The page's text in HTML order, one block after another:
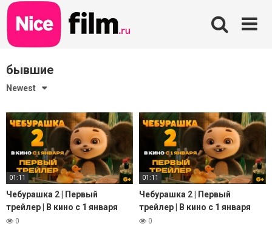
Skip
to
content
бывшие
Newest
01:11
Чебурашка 2 | Первый
трейлер | В кино с 1 января
2026 года @START_SHOWS
0
01:11
Чебурашка 2 | Первый
трейлер | В кино с 1 января
2026 года @START_SHOWS
0